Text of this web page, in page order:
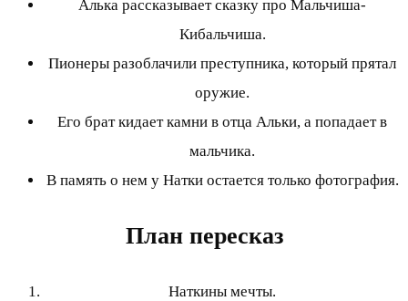
Алька рассказывает сказку про Мальчиша-
Кибальчиша.
Пионеры разоблачили преступника, который прятал
оружие.
Его брат кидает камни в отца Альки, а попадает в
мальчика.
В память о нем у Натки остается только фотография.
План пересказ
Наткины мечты.